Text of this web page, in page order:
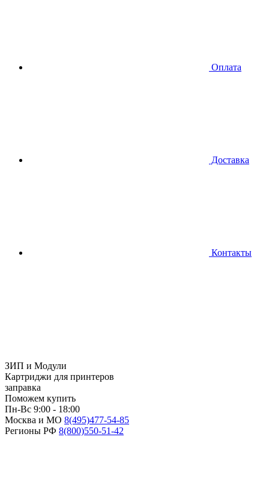
Оплата
Доставка
Контакты
ЗИП и Модули
Картриджи для принтеров
заправка
Поможем купить
Пн-Вс 9:00 - 18:00
Москва и МО 8(495)477-54-85
Регионы РФ 8(800)550-51-42